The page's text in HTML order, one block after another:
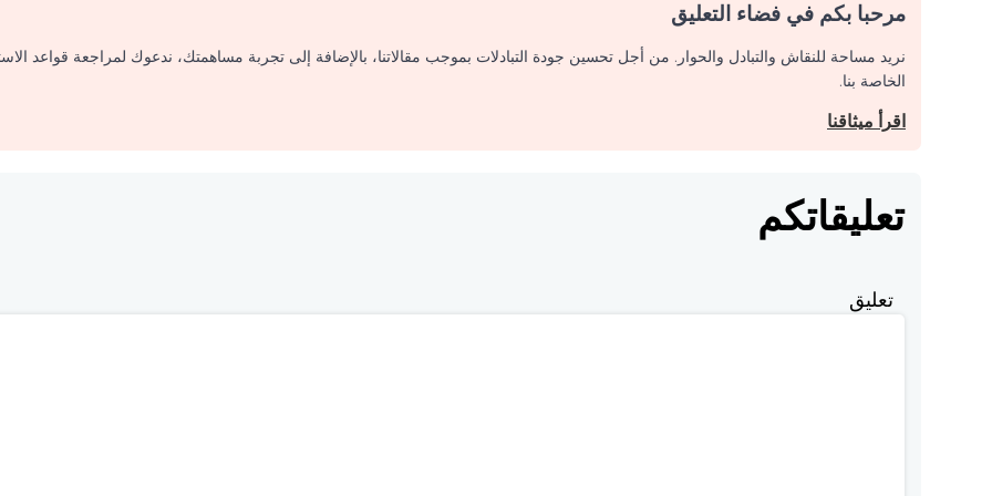
مرحبا بكم في فضاء التعليق
نريد مساحة للنقاش والتبادل والحوار. من أجل تحسين جودة التبادلات بموجب مقالاتنا، بالإضافة إلى تجربة مساهمتك، ندعوك لمراجعة قواعد
الخاصة بنا.
اقرأ ميثاقنا
تعليقاتكم
تعليق